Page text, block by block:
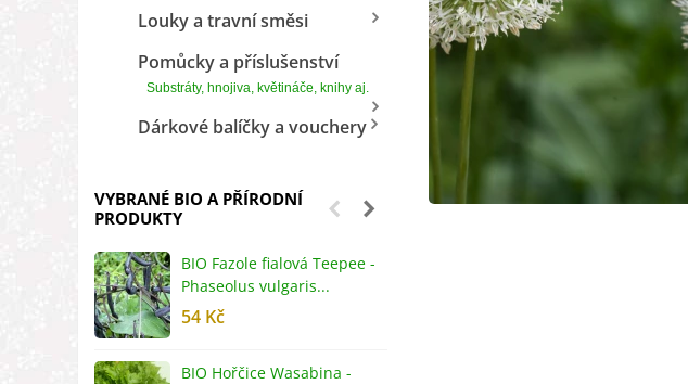
Louky a travní směsi
Pomůcky a příslušenství
Substráty, hnojiva, květináče, knihy aj.
Dárkové balíčky a vouchery
VYBRANÉ BIO A PŘÍRODNÍ
PRODUKTY
BIO Fazole fialová Teepee -
Phaseolus vulgaris...
54 Kč
BIO Hořčice Wasabina -